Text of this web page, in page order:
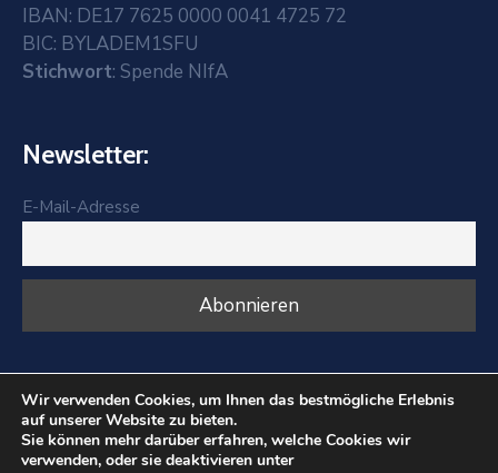
IBAN: DE17 7625 0000 0041 4725 72
BIC: BYLADEM1SFU
Stichwort: Spende NIfA
Newsletter:
E-Mail-Adresse
Wir verwenden Cookies, um Ihnen das bestmögliche Erlebnis
auf unserer Website zu bieten.
Sie können mehr darüber erfahren, welche Cookies wir
verwenden, oder sie deaktivieren unter